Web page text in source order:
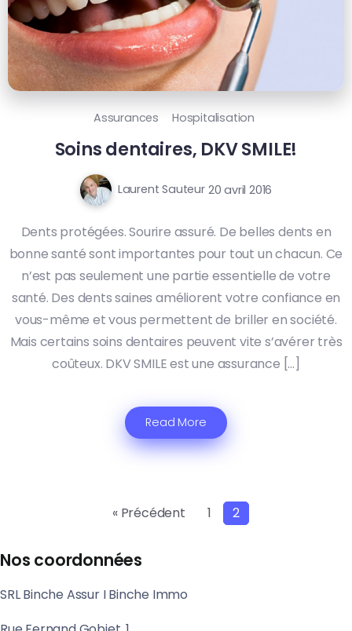
Assurances Hospitalisation
Soins dentaires, DKV SMILE!
Laurent Sauteur 20 avril 2016
Dents protégées. Sourire assuré. De belles dents en
bonne santé sont importantes pour tout un chacun. Ce
n’est pas seulement une partie essentielle de votre
santé. Des dents saines améliorent votre confiance en
vous-même et vous permettent de briller en société.
Mais certains soins dentaires peuvent vite s’avérer très
coûteux. DKV SMILE est une assurance […]
Read More
« Précédent 1 2
Nos coordonnées
SRL Binche Assur I Binche Immo